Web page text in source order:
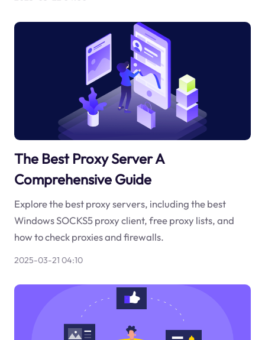
The Best Proxy Server A
Comprehensive Guide
Explore the best proxy servers, including the best
Windows SOCKS5 proxy client, free proxy lists, and
how to check proxies and firewalls.
2025-03-21 04:10